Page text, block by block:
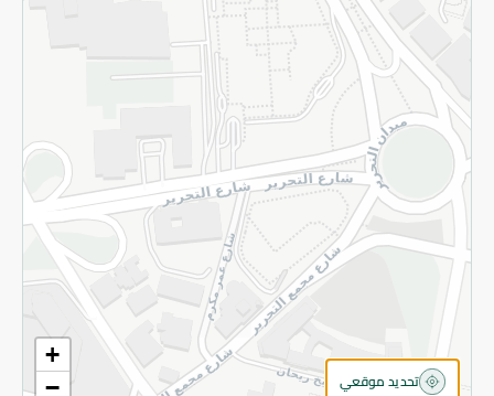
+
−
تحديد موقعي
قم بالتسجيل للنشرة
©2026 - Spinneys | جميع الحقوق محفوظة